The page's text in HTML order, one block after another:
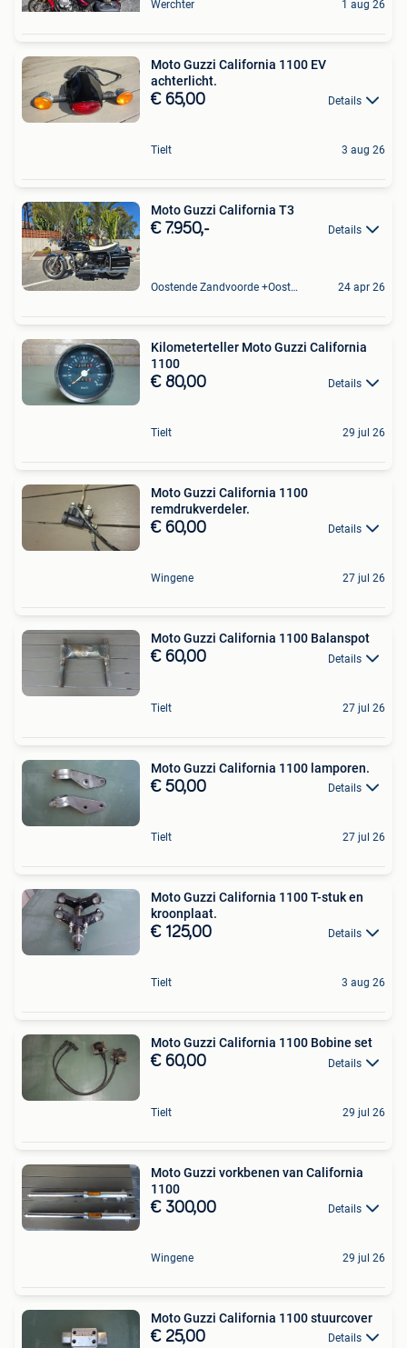
Werchter 1 aug 26
Moto Guzzi California 1100 EV
achterlicht.
€ 65,00 Details
Tielt 3 aug 26
Moto Guzzi California T3
€ 7.950,- Details
Oostende Zandvoorde +Oostende 24 apr 26
Kilometerteller Moto Guzzi California
1100
€ 80,00 Details
Tielt 29 jul 26
Moto Guzzi California 1100
remdrukverdeler.
€ 60,00 Details
Wingene 27 jul 26
Moto Guzzi California 1100 Balanspot
€ 60,00 Details
Tielt 27 jul 26
Moto Guzzi California 1100 lamporen.
€ 50,00 Details
Tielt 27 jul 26
Moto Guzzi California 1100 T-stuk en
kroonplaat.
€ 125,00 Details
Tielt 3 aug 26
Moto Guzzi California 1100 Bobine set
€ 60,00 Details
Tielt 29 jul 26
Moto Guzzi vorkbenen van California
1100
€ 300,00 Details
Wingene 29 jul 26
Moto Guzzi California 1100 stuurcover
€ 25,00 Details